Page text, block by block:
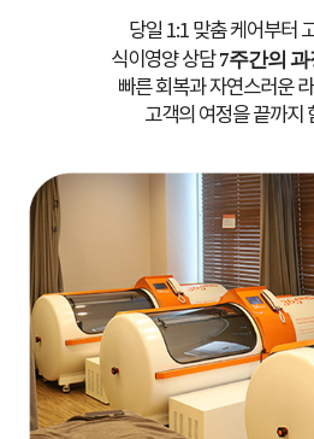
당일 1:1 맞춤 케어부터
식이영양 상담7주간의
빠른 회복과 자연스러운
고객의 여정을 끝까지